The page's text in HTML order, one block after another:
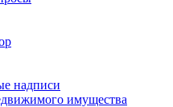
надписи
имущества